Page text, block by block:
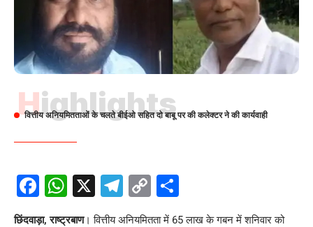
Highlights
वित्तीय अनियमितताओं के चलते बीईओ सहित दो बाबू पर की कलेक्टर ने की कार्यवाही
Facebook
WhatsApp
X Telegram
Copy
Link
छिंदवाड़ा, राष्ट्रबाण। वित्तीय अनियमितता में 65 लाख के गबन में शनिवार को